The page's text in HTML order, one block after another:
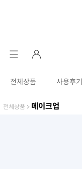
전체상품 사용후기
전체상품 > 메이크업